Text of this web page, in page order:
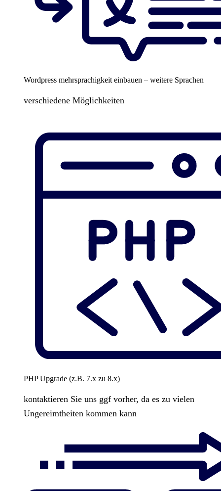
Wordpress mehrsprachigkeit einbauen – weitere Sprachen
verschiedene Möglichkeiten
PHP Upgrade (z.B. 7.x zu 8.x)
kontaktieren Sie uns ggf vorher, da es zu vielen
Ungereimtheiten kommen kann